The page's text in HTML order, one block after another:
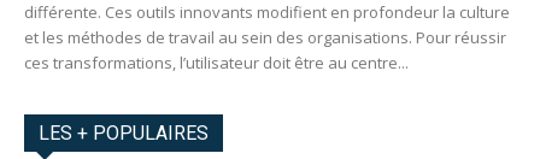
différente. Ces outils innovants modifient en profondeur la culture
et les méthodes de travail au sein des organisations. Pour réussir
ces transformations, l’utilisateur doit être au centre...
LES + POPULAIRES